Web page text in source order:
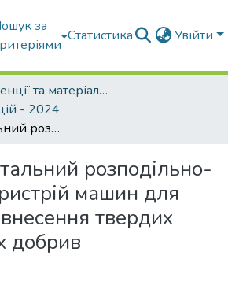
за
Статистика Увійти
Конференції та матеріали конференцій
- 2024
Експериментальний розподільно-дозуючий пристрій машин для локального внесення твердих мінеральних добрив
розподільно-
машин для
твердих
добрив